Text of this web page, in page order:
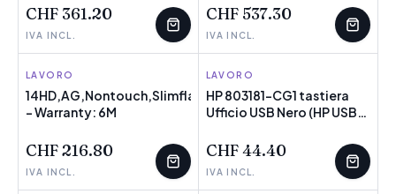
QWERTY Italiano Nero,
Grigio (Logitech Craft
Advanced with Creative
retroilluminato -
Bluetooth, 2.4 GHz -
QWERTY - italiana)
CHF 361.20
IVA INCL.
1080p, - USB 3.0, Black,
Clip - Warranty: 24M)
CHF 537.30
IVA INCL.
LENOVO
NOVITÀ POCHI PEZZI
LAVORO
14HD,AG,Nontouch,Slimflat200
- Warranty: 6M
CHF 216.80
IVA INCL.
HP
NOVITÀ
LAVORO
HP 803181-CG1 tastiera
Ufficio USB Nero (HP USB
KEYBOARD: Czech
Republic. WARRANTY:
1YM)
CHF 44.40
IVA INCL.